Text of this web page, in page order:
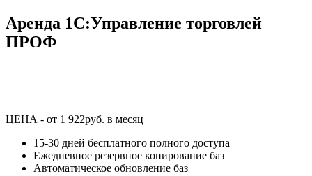
Аренда 1C:Управление торговлей
ПРОФ
ЦЕНА - от 1 922руб. в месяц
15-30 дней бесплатного полного доступа
Ежедневное резервное копирование баз
Автоматическое обновление баз